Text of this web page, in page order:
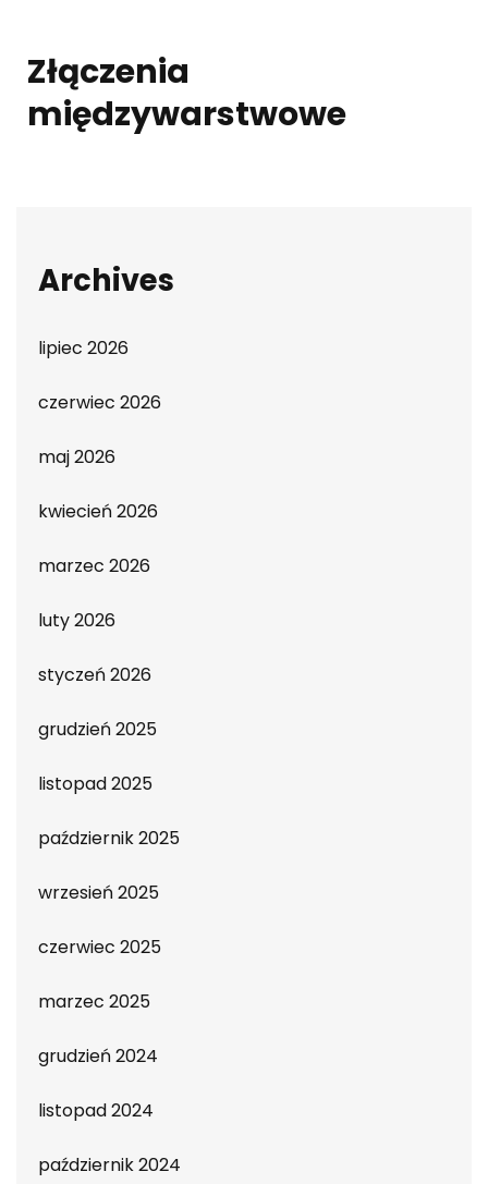
Złączenia
międzywarstwowe
Archives
lipiec 2026
czerwiec 2026
maj 2026
kwiecień 2026
marzec 2026
luty 2026
styczeń 2026
grudzień 2025
listopad 2025
październik 2025
wrzesień 2025
czerwiec 2025
marzec 2025
grudzień 2024
listopad 2024
październik 2024